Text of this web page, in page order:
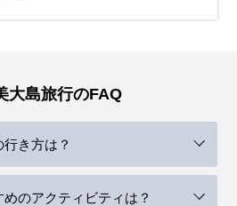
大島旅行のFAQ
き方は？
のアクティビティは？